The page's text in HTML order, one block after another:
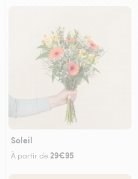
Soleil
À partir de29€95